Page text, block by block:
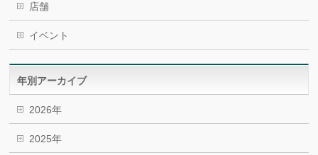
店舗
イベント
年別アーカイブ
2026年
2025年